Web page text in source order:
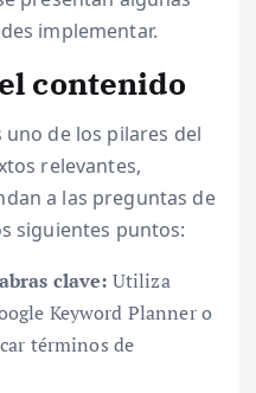
implementar.
contenido
de los pilares del
relevantes,
a las preguntas de
siguientes puntos:
clave: Utiliza
Keyword Planner o
términos de